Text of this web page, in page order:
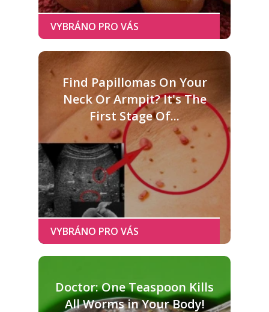
Find Papillomas On Your
Neck Or Armpit? It's The
First Stage Of...
Doctor: One Teaspoon Kills
All Worms in Your Body!